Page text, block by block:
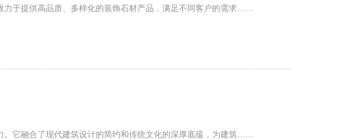
力于提供高品质、多样化的装饰石材产品，满足不同客户的需求……
。它融合了现代建筑设计的简约和传统文化的深厚底蕴，为建筑……